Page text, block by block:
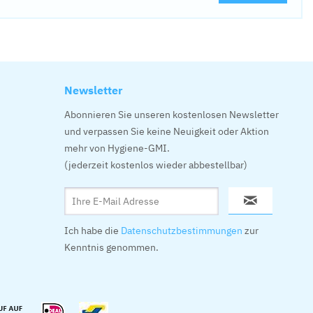
Newsletter
Abonnieren Sie unseren kostenlosen Newsletter
und verpassen Sie keine Neuigkeit oder Aktion
mehr von Hygiene-GMI.
(jederzeit kostenlos wieder abbestellbar)
Ich habe die Datenschutzbestimmungen zur
Kenntnis genommen.